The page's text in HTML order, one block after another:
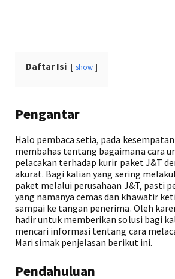
Daftar Isi show
Pengantar
Halo pembaca setia, pada
membahas tentang bagaimana cara
pelacakan terhadap kurir paket J&T
akurat. Bagi kalian yang sering
paket melalui perusahaan J&T, pasti
yang namanya cemas dan khawatir
sampai ke tangan penerima. Oleh
hadir untuk memberikan solusi bagi
mencari informasi tentang cara
Mari simak penjelasan berikut ini.
Pendahuluan